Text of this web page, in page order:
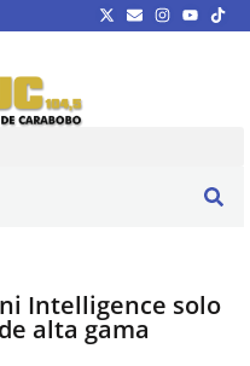
Intelligence solo
alta gama